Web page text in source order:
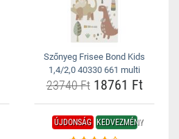
Szőnyeg Frisee Bond Kids
1,4/2,0 40330 661 multi
23740 Ft18761 Ft
ÚJDONSÁG KEDVEZMÉNY